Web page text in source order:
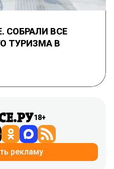
СОБРАЛИ ВСЕ
ТУРИЗМА В
18+
рекламу